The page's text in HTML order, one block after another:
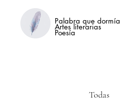
Palabra que dormía
Artes literarias
Poesía
Todas